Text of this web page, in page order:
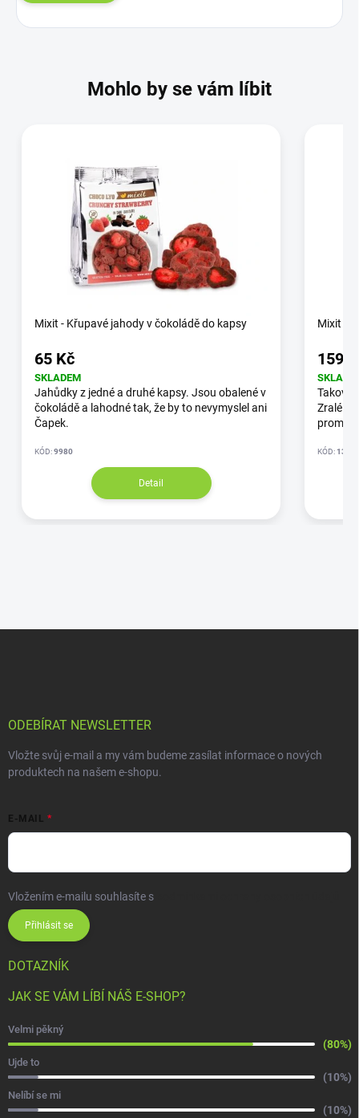
Mohlo by se vám líbit
Mixit - Křupavé jahody v čokoládě do kapsy
65 Kč
SKLADEM
Jahůdky z jedné a druhé kapsy. Jsou obalené v
čokoládě a lahodné tak, že by to nevymyslel ani
Čapek.
KÓD:9980
Detail
Mixit -
159
Takové
Zralé a
KÓD:1395
ODEBÍRAT NEWSLETTER
Vložte svůj e-mail a my vám budeme zasílat informace o nových
produktech na našem e-shopu.
E-MAIL
Vložením e-mailu souhlasíte s
Přihlásit se
DOTAZNÍK
JAK SE VÁM LÍBÍ NÁŠ E-SHOP?
Velmi pěkný
(80%)
Ujde to
(10%)
Nelíbí se mi
(10%)